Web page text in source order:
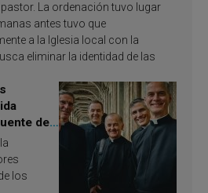
pastor. La ordenación tuvo lugar
antes tuvo que
a la Iglesia local con la
eliminar la identidad de las
de
los